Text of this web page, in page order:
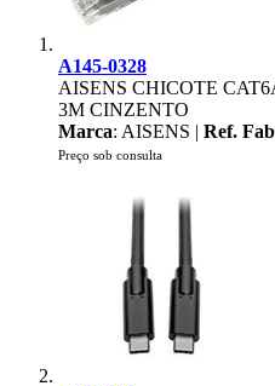
A145-0328
AISENS CHICOTE
3M CINZENTO
Marca: AISENS | Ref.
Preço sob consulta